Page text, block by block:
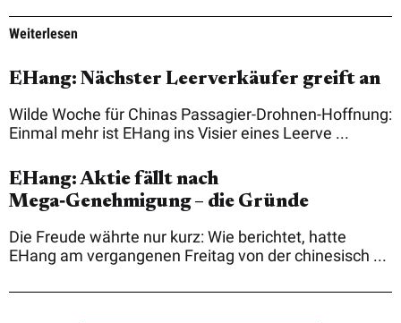
Weiterlesen
EHang: Nächster Leerverkäufer greift an
Wilde Woche für Chinas Passagier-Drohnen-Hoffnung:
Einmal mehr ist EHang ins Visier eines Leerve ...
EHang: Aktie fällt nach
Mega‑Genehmigung – die Gründe
Die Freude währte nur kurz: Wie berichtet, hatte
EHang am vergangenen Freitag von der chinesisch ...